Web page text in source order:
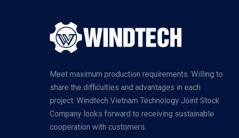
Meet maximum production requirements. Willing to
share the difficulties and advantages in each
project. Windtech Vietnam Technology Joint Stock
Company looks forward to receiving sustainable
cooperation with customers.